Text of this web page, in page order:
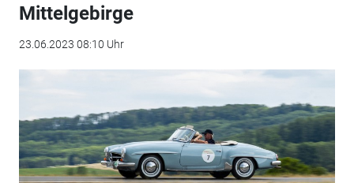
Mittelgebirge
23.06.2023 08:10 Uhr